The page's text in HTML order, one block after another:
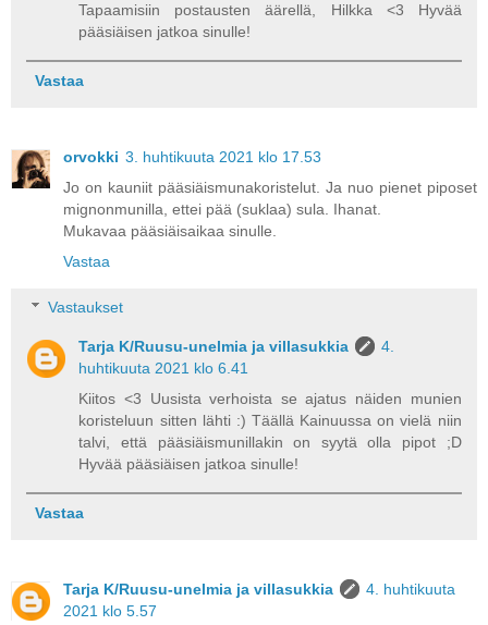
Tapaamisiin postausten äärellä, Hilkka <3 Hyvää
pääsiäisen jatkoa sinulle!
Vastaa
orvokki 3. huhtikuuta 2021 klo 17.53
Jo on kauniit pääsiäismunakoristelut. Ja nuo pienet piposet
mignonmunilla, ettei pää (suklaa) sula. Ihanat.
Mukavaa pääsiäisaikaa sinulle.
Vastaa
Vastaukset
Tarja K/Ruusu-unelmia ja villasukkia
4.
huhtikuuta 2021 klo 6.41
Kiitos <3 Uusista verhoista se ajatus näiden munien
koristeluun sitten lähti :) Täällä Kainuussa on vielä niin
talvi, että pääsiäismunillakin on syytä olla pipot ;D
Hyvää pääsiäisen jatkoa sinulle!
Vastaa
Tarja K/Ruusu-unelmia ja villasukkia
4. huhtikuuta
2021 klo 5.57